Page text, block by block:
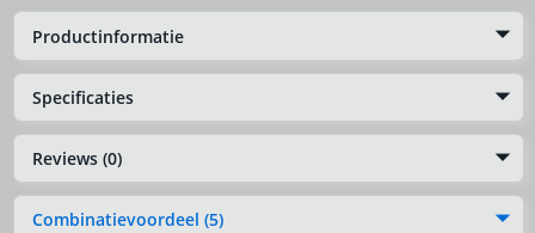
Productinformatie
Specificaties
Reviews (0)
Combinatievoordeel (5)